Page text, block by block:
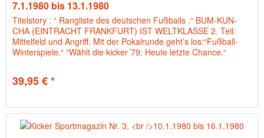
7.1.1980 bis 13.1.1980
Titelstory : “ Rangliste des deutschen Fußballs .“ BUM-KUN-
CHA (EINTRACHT FRANKFURT) IST WELTKLASSE 2. Teil:
Mittelfeld und Angriff. Mit der Pokalrunde geht’s los:“Fußball-
Winterspiele.“ “Wählt die kicker´79: Heute letzte Chance.“
39,95 € *